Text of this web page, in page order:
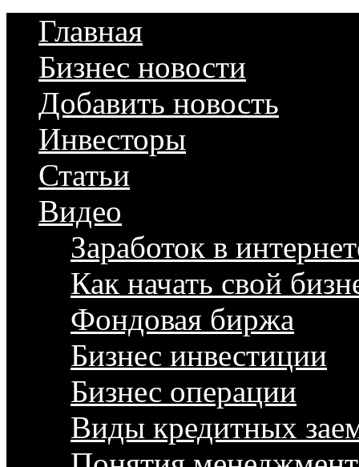
Главная
Бизнес новости
Добавить новость
Инвесторы
Статьи
Видео
Заработок в
Как начать свой
Фондовая биржа
Бизнес инвестиции
Бизнес операции
Виды кредитных